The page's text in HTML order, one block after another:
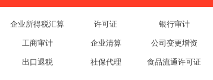
企业所得税汇算 许可证 银行审计
工商审计 企业清算 公司变更增资
出口退税 社保代理 食品流通许可证